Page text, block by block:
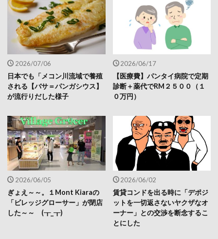
2026/07/06
日本でも「メコン川流域で養殖
される【バサ＝パンガシウス】
が流行りだした様子
2026/06/17
【医療費】パンタイ病院で定期
診断＋薬代でRM２５００（１
０万円）
2026/06/05
ぎょえ～～。１Mont Kiaraの
「ビレッジグローサー」が閉店
した～～ (┰_┰)
2026/06/02
賃貸コンドを出る時に「デポジ
ットを一切返さないヤクザなオ
ーナー」との交渉を断念するこ
とにした